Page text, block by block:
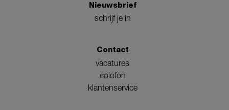
Nieuwsbrief
schrijf je in
Contact
vacatures
colofon
klantenservice